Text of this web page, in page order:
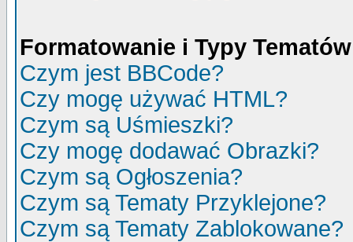
Formatowanie i Typy Tematów
Czym jest BBCode?
Czy mogę używać HTML?
Czym są Uśmieszki?
Czy mogę dodawać Obrazki?
Czym są Ogłoszenia?
Czym są Tematy Przyklejone?
Czym są Tematy Zablokowane?